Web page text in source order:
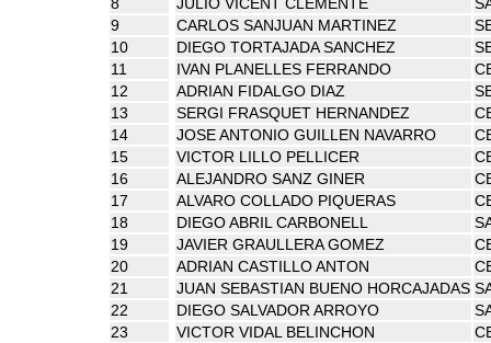
9
CARLOS SANJUAN MARTINEZ
10
DIEGO TORTAJADA SANCHEZ
11
IVAN PLANELLES FERRANDO
12
ADRIAN FIDALGO DIAZ
13
SERGI FRASQUET HERNANDEZ
14
JOSE ANTONIO GUILLEN NAVARRO
15
VICTOR LILLO PELLICER
16
ALEJANDRO SANZ GINER
17
ALVARO COLLADO PIQUERAS
18
DIEGO ABRIL CARBONELL
19
JAVIER GRAULLERA GOMEZ
20
ADRIAN CASTILLO ANTON
21
JUAN SEBASTIAN BUENO HORCAJADAS
22
DIEGO SALVADOR ARROYO
23
VICTOR VIDAL BELINCHON